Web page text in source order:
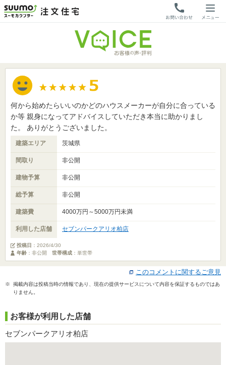
何から始めたらいいのかどのハウスメーカーが自分に合っている
か等 親身になってアドバイスしていただき本当に助かりまし
た。 ありがとうございました。
建築エリア 茨城県
間取り 非公開
建物予算 非公開
総予算 非公開
建築費 4000万円～5000万円未満
利用した店舗 セブンパークアリオ柏店
投稿日 ： 2026/4/30
年齢 ：非公開 世帯構成 ：単世帯
このコメントに関するご意見
※ 掲載内容は投稿当時の情報であり、現在の提供サービスについて内容を保証するものではあ
りません。
お客様が利用した店舗
セブンパークアリオ柏店